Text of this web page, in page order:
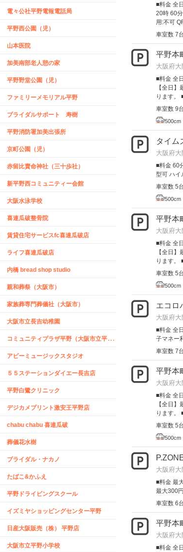
電々公社平野電報電話局
平野西公園（児）
山本医院
加美南部老人憩の家
平野野堂公園（児）
ファミリーメモリアル平野
ブライダルサポート 寿樹
平野消防署加美出張所
京町公園（児）
赤留比賣命神社（三十歩社）
新平野西コミュニティー会館
大阪水泳学校
喜連瓜破整骨院
賃貸住宅サービスfc喜連瓜破店
ライフ喜連瓜破店
内橋 bread shop studio
親和葬祭（大阪市）
家族葬専門葬儀社（大阪市）
大阪市立長吉幼稚園
コ
ミュニティプラザ平野（大阪市立平野区民センター）
アビーミュージックスタジオ
５５ステーションダイエー長吉店
平野白鷺クリニック
デジカメプリント激安王平野店
chabu chabu 喜連瓜破
葬儀花水樹
ブライダル・ナカノ
たばこ&かふえ
平野ドライビングスクール
イズミヤショッピングセンター平野
日産大阪販売（株） 平野店
大阪市立平野小学校
■料金 全
20時 60
用:不可
車室数 7
平野本
大阪府
■料金 全
【全日
ります。
車室数 9
500cm
タイム
大阪府
■料金 60
型可 ハイ
車室数 5
500cm
平野本
大阪府
■料金 全
【全日
ります。
車室数 5
500cm
エコロ
大阪府大
■料金 全
子マネー
車室数 7
平野本
大阪府大
■料金 全
【全日
ります。
車室数 5
500cm
大阪府
■料金 最
最大300
車室数 6
平野本
大阪府
■料金 全